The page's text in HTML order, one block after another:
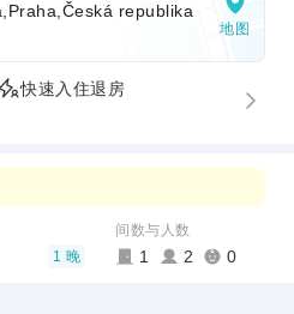
republika
地图
快速入住退房
1 晚
间数与人数
1 2 0